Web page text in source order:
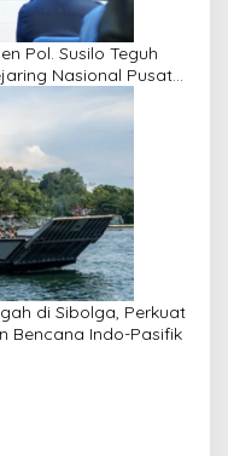
Pol. Susilo Teguh
Nasional Pusat
di Sibolga, Perkuat
Bencana Indo-Pasifik